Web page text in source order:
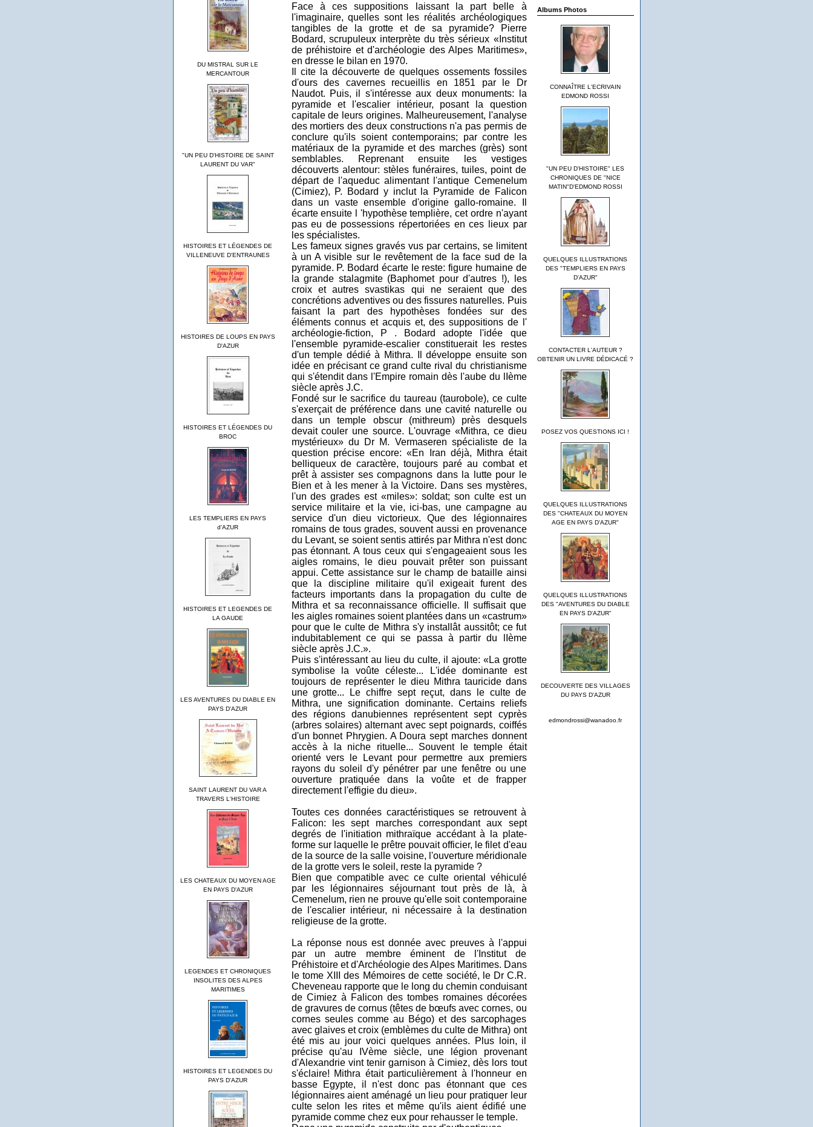
DU MISTRAL SUR LE
MERCANTOUR
"UN PEU D'HISTOIRE DE SAINT
LAURENT DU VAR"
HISTOIRES ET LÉGENDES DE
VILLENEUVE D'ENTRAUNES
HISTOIRES DE LOUPS EN PAYS
D'AZUR
HISTOIRES ET LÉGENDES DU
BROC
LES TEMPLIERS EN PAYS
d'AZUR
HISTOIRES ET LEGENDES DE
LA GAUDE
LES AVENTURES DU DIABLE EN
PAYS D'AZUR
SAINT LAURENT DU VAR A
TRAVERS L'HISTOIRE
LES CHATEAUX DU MOYEN AGE
EN PAYS D'AZUR
LEGENDES ET CHRONIQUES
INSOLITES DES ALPES
MARITIMES
HISTOIRES ET LEGENDES DU
PAYS D'AZUR
Albums Photos
CONNAÎTRE L'ECRIVAIN
EDMOND ROSSI
"UN PEU D'HISTOIRE" LES
CHRONIQUES DE "NICE
MATIN"D'EDMOND ROSSI
QUELQUES ILLUSTRATIONS
DES "TEMPLIERS EN PAYS
D'AZUR"
CONTACTER L'AUTEUR ?
OBTENIR UN LIVRE DÉDICACÉ ?
POSEZ VOS QUESTIONS ICI !
QUELQUES ILLUSTRATIONS
DES "CHATEAUX DU MOYEN
AGE EN PAYS D'AZUR"
QUELQUES ILLUSTRATIONS
DES "AVENTURES DU DIABLE
EN PAYS D'AZUR"
DECOUVERTE DES VILLAGES
DU PAYS D'AZUR
edmondrossi@wanadoo.fr
Face à ces suppositions laissant la part belle à
l'imaginaire, quelles sont les réalités archéologiques
tangibles de la grotte et de sa pyramide? Pierre
Bodard, scrupuleux interprète du très sérieux «Institut
de préhistoire et d'archéologie des Alpes Maritimes»,
en dresse le bilan en 1970.
Il cite la découverte de quelques ossements fossiles
d'ours des cavernes recueillis en 1851 par le Dr
Naudot. Puis, il s'intéresse aux deux monuments: la
pyramide et l'escalier intérieur, posant la question
capitale de leurs origines. Malheureusement, l'analyse
des mortiers des deux constructions n'a pas permis de
conclure qu'ils soient contemporains; par contre les
matériaux de la pyramide et des marches (grès) sont
semblables. Reprenant ensuite les vestiges
découverts alentour: stèles funéraires, tuiles, point de
départ de l'aqueduc alimentant l'antique Cemenelum
(Cimiez), P. Bodard y inclut la Pyramide de Falicon
dans un vaste ensemble d'origine gallo-romaine. Il
écarte ensuite l 'hypothèse templière, cet ordre n'ayant
pas eu de possessions répertoriées en ces lieux par
les spécialistes.
Les fameux signes gravés vus par certains, se limitent
à un A visible sur le revêtement de la face sud de la
pyramide. P. Bodard écarte le reste: figure humaine de
la grande stalagmite (Baphomet pour d'autres !), les
croix et autres svastikas qui ne seraient que des
concrétions adventives ou des fissures naturelles. Puis
faisant la part des hypothèses fondées sur des
éléments connus et acquis et, des suppositions de l'
archéologie-fiction, P . Bodard adopte l'idée que
l'ensemble pyramide-escalier constituerait les restes
d'un temple dédié à Mithra. Il développe ensuite son
idée en précisant ce grand culte rival du christianisme
qui s'étendit dans l'Empire romain dès l'aube du lIème
siècle après J.C.
Fondé sur le sacrifice du taureau (taurobole), ce culte
s'exerçait de préférence dans une cavité naturelle ou
dans un temple obscur (mithreum) près desquels
devait couler une source. L'ouvrage «Mithra, ce dieu
mystérieux» du Dr M. Vermaseren spécialiste de la
question précise encore: «En Iran déjà, Mithra était
belliqueux de caractère, toujours paré au combat et
prêt à assister ses compagnons dans la lutte pour le
Bien et à les mener à la Victoire. Dans ses mystères,
l'un des grades est «miles»: soldat; son culte est un
service militaire et la vie, ici-bas, une campagne au
service d'un dieu victorieux. Que des légionnaires
romains de tous grades, souvent aussi en provenance
du Levant, se soient sentis attirés par Mithra n'est donc
pas étonnant. A tous ceux qui s'engageaient sous les
aigles romains, le dieu pouvait prêter son puissant
appui. Cette assistance sur le champ de bataille ainsi
que la discipline militaire qu'il exigeait furent des
facteurs importants dans la propagation du culte de
Mithra et sa reconnaissance officielle. Il suffisait que
les aigles romaines soient plantées dans un «castrum»
pour que le culte de Mithra s'y installât aussitôt; ce fut
indubitablement ce qui se passa à partir du lIème
siècle après J.C.».
Puis s'intéressant au lieu du culte, il ajoute: «La grotte
symbolise la voûte céleste... L'idée dominante est
toujours de représenter le dieu Mithra tauricide dans
une grotte... Le chiffre sept reçut, dans le culte de
Mithra, une signification dominante. Certains reliefs
des régions danubiennes représentent sept cyprès
(arbres solaires) alternant avec sept poignards, coiffés
d'un bonnet Phrygien. A Doura sept marches donnent
accès à la niche rituelle... Souvent le temple était
orienté vers le Levant pour permettre aux premiers
rayons du soleil d'y pénétrer par une fenêtre ou une
ouverture pratiquée dans la voûte et de frapper
directement l'effigie du dieu».
Toutes ces données caractéristiques se retrouvent à
Falicon: les sept marches correspondant aux sept
degrés de l'initiation mithraïque accédant à la plate-
forme sur laquelle le prêtre pouvait officier, le filet d'eau
de la source de la salle voisine, l'ouverture méridionale
de la grotte vers le soleil, reste la pyramide ?
Bien que compatible avec ce culte oriental véhiculé
par les légionnaires séjournant tout près de là, à
Cemenelum, rien ne prouve qu'elle soit contemporaine
de l'escalier intérieur, ni nécessaire à la destination
religieuse de la grotte.
La réponse nous est donnée avec preuves à l'appui
par un autre membre éminent de l'Institut de
Préhistoire et d'Archéologie des Alpes Maritimes. Dans
le tome XIII des Mémoires de cette société, le Dr C.R.
Cheveneau rapporte que le long du chemin conduisant
de Cimiez à Falicon des tombes romaines décorées
de gravures de cornus (têtes de bœufs avec cornes, ou
cornes seules comme au Bégo) et des sarcophages
avec glaives et croix (emblèmes du culte de Mithra) ont
été mis au jour voici quelques années. Plus loin, il
précise qu'au IVème siècle, une légion provenant
d'Alexandrie vint tenir garnison à Cimiez, dès lors tout
s'éclaire! Mithra était particulièrement à l'honneur en
basse Egypte, il n'est donc pas étonnant que ces
légionnaires aient aménagé un lieu pour pratiquer leur
culte selon les rites et même qu'ils aient édifié une
pyramide comme chez eux pour rehausser le temple.